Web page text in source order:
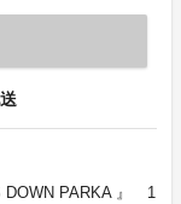
DOWN PARKA 』 1